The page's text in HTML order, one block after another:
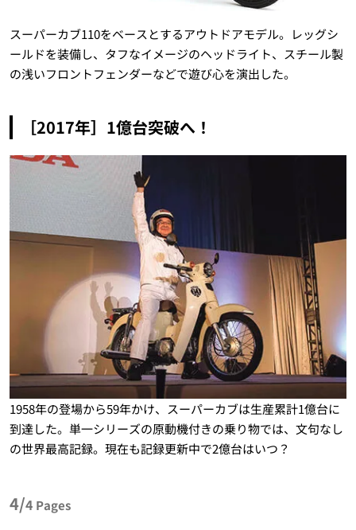
スーパーカブ110をベースとするアウトドアモデル。レッグシ
ールドを装備し、タフなイメージのヘッドライト、スチール製
の浅いフロントフェンダーなどで遊び心を演出した。
［2017年］1億台突破へ！
1958年の登場から59年かけ、スーパーカブは生産累計1億台に
到達した。単一シリーズの原動機付きの乗り物では、文句なし
の世界最高記録。現在も記録更新中で2億台はいつ？
4/4 Pages